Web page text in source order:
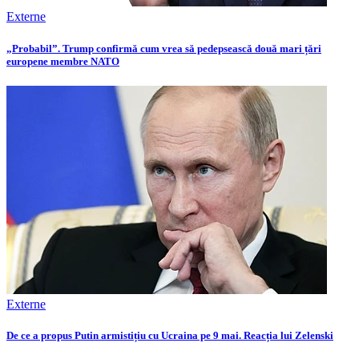
Externe
„Probabil”. Trump confirmă cum vrea să pedepsească două mari țări
europene membre NATO
Externe
De ce a propus Putin armistițiu cu Ucraina pe 9 mai. Reacția lui Zelenski